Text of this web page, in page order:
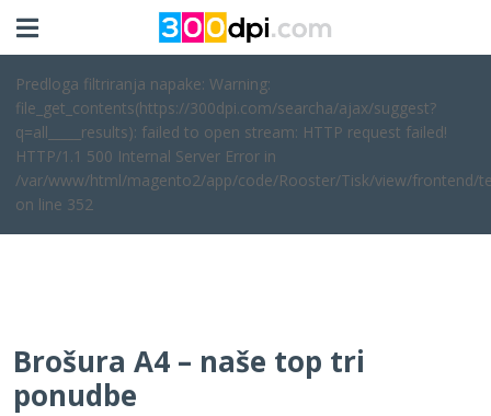
Predloga filtriranja napake: Warning:
file_get_contents(https://300dpi.com/searcha/ajax/suggest?
q=all_____results): failed to open stream: HTTP request failed!
HTTP/1.1 500 Internal Server Error in
/var/www/html/magento2/app/code/Rooster/Tisk/view/frontend/
on line 352
Brošura A4 – naše top tri
ponudbe